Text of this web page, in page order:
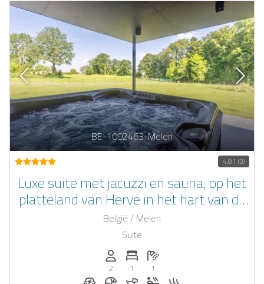
BE-1092463-Melen
4,81 (3)
Luxe suite met jacuzzi en sauna, op het
platteland van Herve in het hart van de
Ardennen
België / Melen
Suite
Personen (max.): 2
2
Aantal slaapkamers: 1
1
Aantal badkamers: 1
1
E-auto oplaadstation op aanvraag
Ontbijt te boeken bij Casapilot
Honden toegestaan
Whirlpool